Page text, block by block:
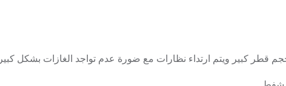
قطر كبير ويتم ارتداء نظارات مع ضورة عدم تواجد الغازات بشكل كبير